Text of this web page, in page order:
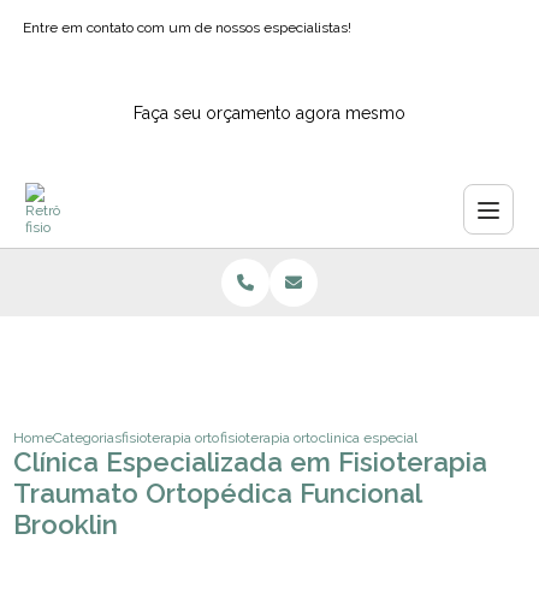
Entre em contato com um de nossos especialistas!
Faça seu orçamento agora mesmo
HomeCategoriasfisioterapia ortopedicafisioterapia ortopedica domiciliar ipiranga
clinica especializada em
Clínica Especializada em Fisioterapia
Traumato Ortopédica Funcional
Brooklin